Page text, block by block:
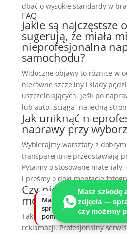
dbać o wysokie standardy w
FAQ
Jakie są najczęstsze
sugerują, że miała
nieprofesjonalna
samochodu?
Widoczne objawy to różnice w
nierówne szczeliny i ślady
uszczelniających. Jeśli po
lub auto „ściąga” na jedną
Jak uniknąć
naprawy przy
Wybierajmy warsztaty z
transparentnie przedstawiają
Pytajmy o stosowane
i prośmy o dokumentację
Czy nienależyta
może zostać
Tak, każdy właściciel ma prawo
reklamacji. Profesjonalny
Masz szkodę
zdjęcia —
czy możemy
Masz szkodę auta? Wyślij
sprawdzimy natychmiast,
pomóc.